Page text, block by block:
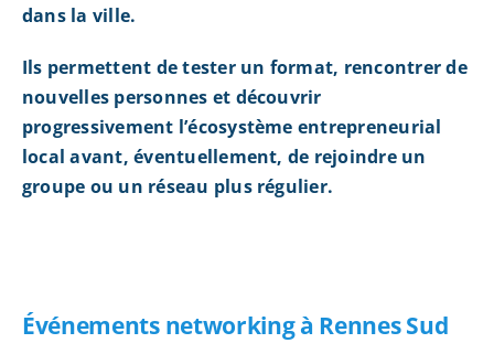
dans la ville.
Ils permettent de tester un format, rencontrer de
nouvelles personnes et découvrir
progressivement l’écosystème entrepreneurial
local avant, éventuellement, de rejoindre un
groupe ou un réseau plus régulier.
Événements networking à Rennes Sud